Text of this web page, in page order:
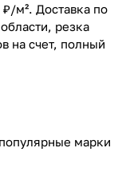
м². Доставка по
резка
на счет, полный
марки